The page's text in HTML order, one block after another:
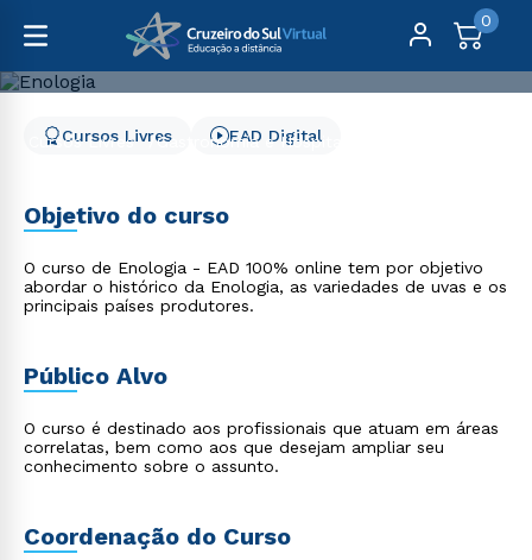
0
Cursos Livres Gastronomia e Hospitalidade
Cursos Livres EAD Digital
Objetivo do curso
O curso de Enologia - EAD 100% online tem por objetivo
abordar o histórico da Enologia, as variedades de uvas e os
principais países produtores.
Público Alvo
O curso é destinado aos profissionais que atuam em áreas
correlatas, bem como aos que desejam ampliar seu
conhecimento sobre o assunto.
Coordenação do Curso